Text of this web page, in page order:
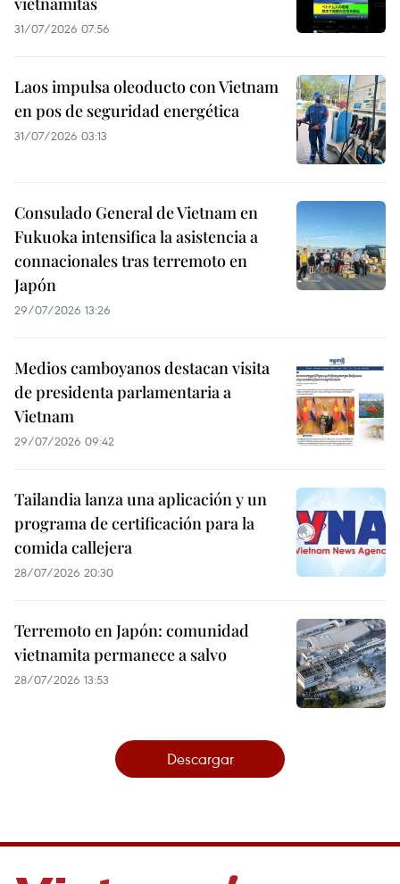
31/07/2026 07:56
Laos impulsa oleoducto con Vietnam
en pos de seguridad energética
31/07/2026 03:13
Consulado General de Vietnam en
Fukuoka intensifica la asistencia a
connacionales tras terremoto en
Japón
29/07/2026 13:26
Medios camboyanos destacan visita
de presidenta parlamentaria a
Vietnam
29/07/2026 09:42
Tailandia lanza una aplicación y un
programa de certificación para la
comida callejera
28/07/2026 20:30
Terremoto en Japón: comunidad
vietnamita permanece a salvo
28/07/2026 13:53
Descargar